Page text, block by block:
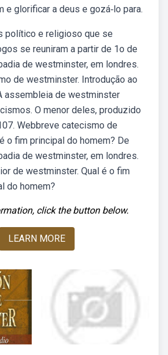
e glorificar a deus e gozá‐lo para.
político e religioso que se
se reuniram a partir de 1o de
de westminster, em londres.
de westminster. Introdução ao
assembleia de westminster
O menor deles, produzido
Webbreve catecismo de
o fim principal do homem? De
de westminster, em londres.
de westminster. Qual é o fim
do homem?
click the button below.
LEARN MORE